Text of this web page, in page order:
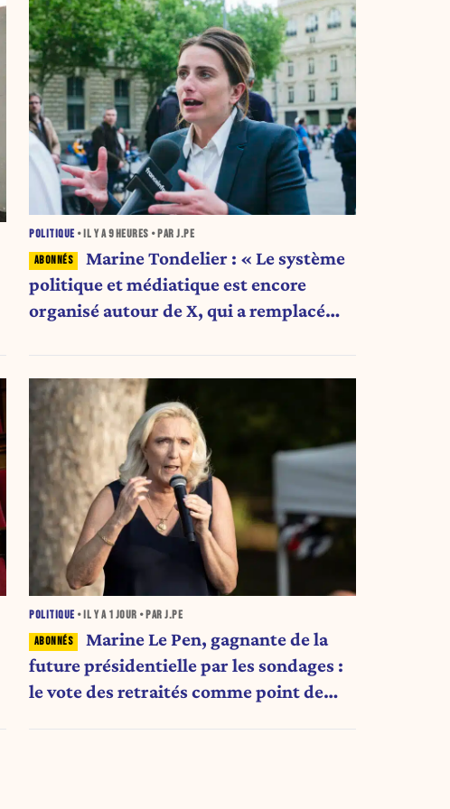
POLITIQUE • IL Y A9 HEURES • PAR J.PE
Marine Tondelier : « Le système
politique et médiatique est encore
organisé autour de X, qui a remplacé
POLITIQUE • IL Y A 1 JOUR • PAR J.PE
Marine Le Pen, gagnante de la
future présidentielle par les sondages :
le vote des retraités comme point de